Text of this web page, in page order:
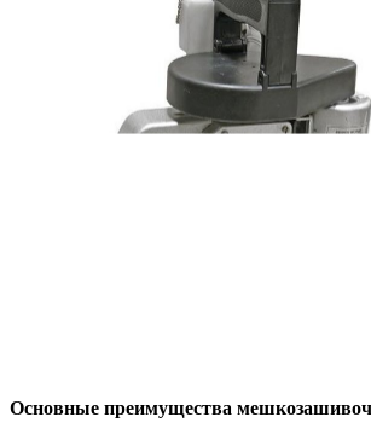
Основные преимущества